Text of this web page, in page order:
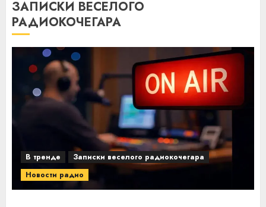
ЗАПИСКИ ВЕСЕЛОГО
РАДИОКОЧЕГАРА
В тренде
Записки веселого радиокочегара
Новости радио